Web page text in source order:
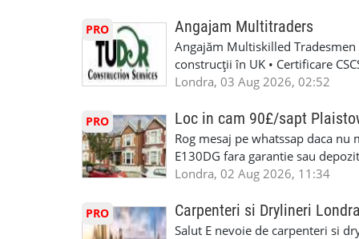
PRO Angajam Multitraders
Angajăm Multiskilled
construcții în UK • Certificare
specializate (căutăm
interioare • Permis de
(reprezintă un avantaj
performanță • £200 – £250 pe
posibilități reale de avansare •
oră pauză de masă) •
Londra, 03 Aug 2026, 02:52
PRO Loc in cam 90£/sapt
Rog mesaj pe whatssap daca nu
E130DG fara garantie sau
fiecare pat beneficiaza de dulap
saptaminal fara garantie sau
de 1/sapt) -tel- 07440366084
Londra, 02 Aug 2026, 11:34
PRO Carpenteri si Drylineri Londra
Salut E nevoie de carpenteri si